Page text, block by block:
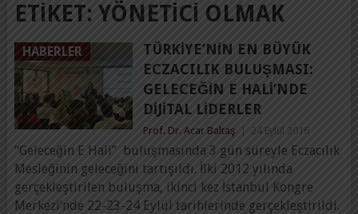
ETIKET: YÖNETICI OLMAK
HABERLER
TÜRKIYE’NIN EN BÜYÜK
ECZACILIK BULUŞMASI:
GELECEĞIN E HALI’NDE
DIJITAL LIDERLER
Prof. Dr. Acar Baltaş 24 Eylül 2016
“Geleceğin E Hali” buluşmasında 3 gün süreyle Eczacılık
Mesleğinin geleceğini tartışıldı. İlki 2012 yılında
gerçekleştirilen buluşma, ikinci kez İstanbul Kongre
Merkezi’nde 22-23-24 Eylül tarihlerinde gerçekleştirildi.